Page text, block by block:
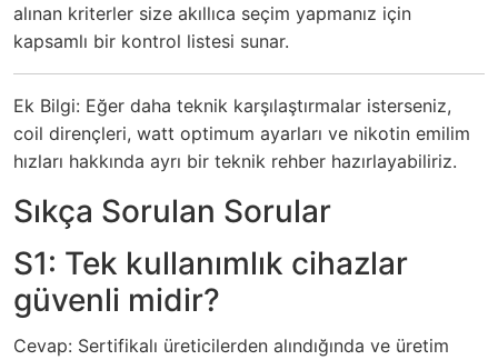
alınan kriterler size akıllıca seçim yapmanız için
kapsamlı bir kontrol listesi sunar.
Ek Bilgi: Eğer daha teknik karşılaştırmalar isterseniz,
coil dirençleri, watt optimum ayarları ve nikotin emilim
hızları hakkında ayrı bir teknik rehber hazırlayabiliriz.
Sıkça Sorulan Sorular
S1: Tek kullanımlık cihazlar
güvenli midir?
Cevap: Sertifikalı üreticilerden alındığında ve üretim